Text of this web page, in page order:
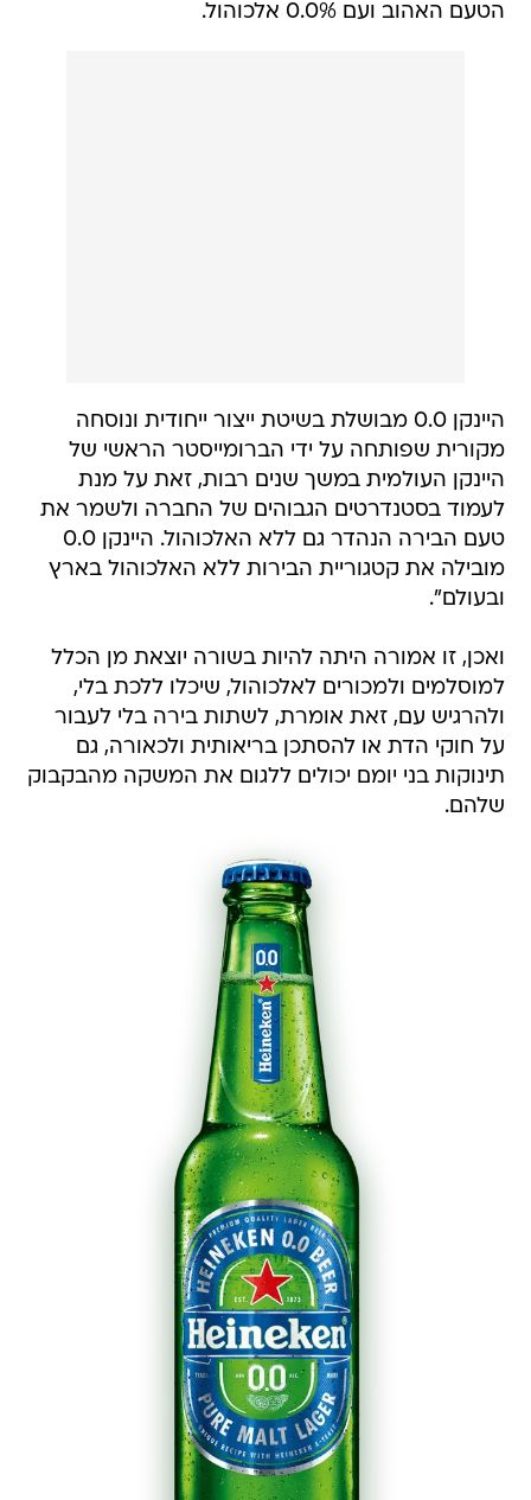
הטעם האהוב ועם 0.0% אלכוהול.
היינקן 0.0 מבושלת בשיטת ייצור ייחודית ונוסחה
מקורית שפותחה על ידי הברומייסטר הראשי של
היינקן העולמית במשך שנים רבות, זאת על מנת
לעמוד בסטנדרטים הגבוהים של החברה ולשמר את
טעם הבירה הנהדר גם ללא האלכוהול. היינקן 0.0
מובילה את קטגוריית הבירות ללא האלכוהול בארץ
ובעולם".
ואכן, זו אמורה היתה להיות בשורה יוצאת מן הכלל
למוסלמים ולמכורים לאלכוהול, שיכלו ללכת בלי,
ולהרגיש עם, זאת אומרת, לשתות בירה בלי לעבור
על חוקי הדת או להסתכן בריאותית ולכאורה, גם
תינוקות בני יומם יכולים ללגום את המשקה מהבקבוק
שלהם.